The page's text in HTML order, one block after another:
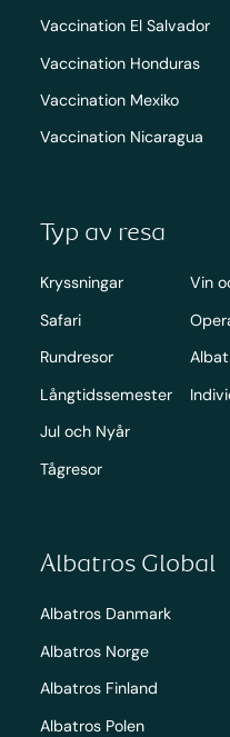
Vaccination El Salvador
Vaccination Honduras
Vaccination Mexiko
Vaccination Nicaragua
Typ av resa
Kryssningar
Safari
Rundresor
Långtidssemester
Jul och Nyår
Tågresor
Vin
Albatros Global
Albatros Danmark
Albatros Norge
Albatros Finland
Albatros Polen